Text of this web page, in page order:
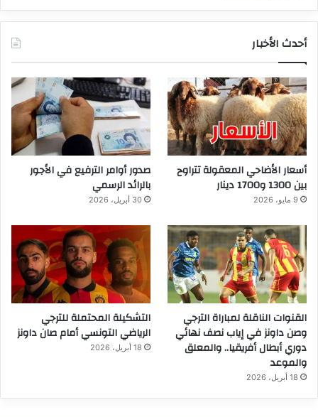
أحدث الأخبار
أسعار الأضاحي المعقولة تتراوح
بين 1300 و1700 دينار
9 مايو، 2026
صدور أوامر الترفيع في الأجور
بالرائد الرسمي
30 أبريل، 2026
القنوات الناقلة لمباراة الترجي
وصن داونز في إياب نصف نهائي
دوري أبطال أفريقيا.. والمعلق
والموعد
18 أبريل، 2026
التشكيلة المحتملة للترجي
الرياضي التونسي أمام صان داونز
18 أبريل، 2026